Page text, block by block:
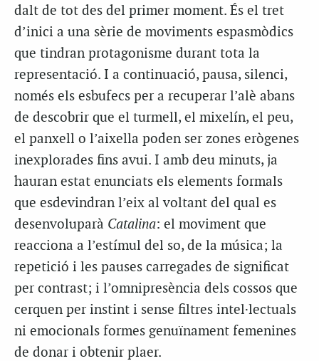
dalt de tot des del primer moment. És el tret
d’inici a una sèrie de moviments espasmòdics
que tindran protagonisme durant tota la
representació. I a continuació, pausa, silenci,
només els esbufecs per a recuperar l’alè abans
de descobrir que el turmell, el mixelín, el peu,
el panxell o l’aixella poden ser zones erògenes
inexplorades fins avui. I amb deu minuts, ja
hauran estat enunciats els elements formals
que esdevindran l’eix al voltant del qual es
desenvoluparà Catalina: el moviment que
reacciona a l’estímul del so, de la música; la
repetició i les pauses carregades de significat
per contrast; i l’omnipresència dels cossos que
cerquen per instint i sense filtres intel·lectuals
ni emocionals formes genuïnament femenines
de donar i obtenir plaer.